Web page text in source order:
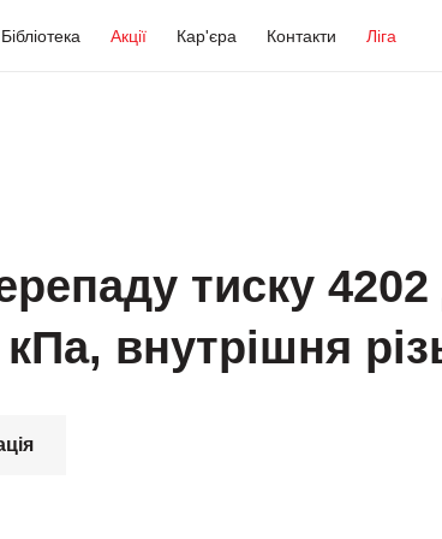
Бібліотека Акції Кар'єра Контакти Ліга
тиску 4202
внутрішня